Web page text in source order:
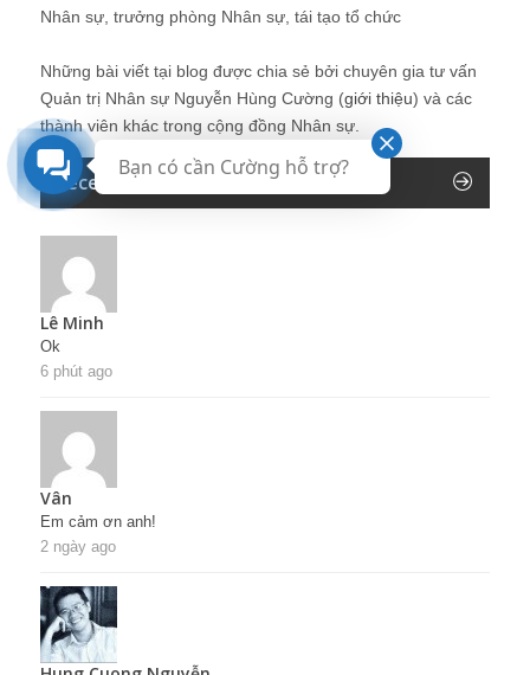
Nhân sự, trưởng phòng Nhân sự, tái tạo tổ chức
Những bài viết tại blog được chia sẻ bởi chuyên gia tư vấn
Quản trị Nhân sự Nguyễn Hùng Cường (giới thiệu) và các
thành viên khác trong cộng đồng Nhân sự.
Recent Comments
Lê Minh
Ok
6 phút ago
Vân
Em cảm ơn anh!
2 ngày ago
Bạn có cần Cường hỗ trợ?